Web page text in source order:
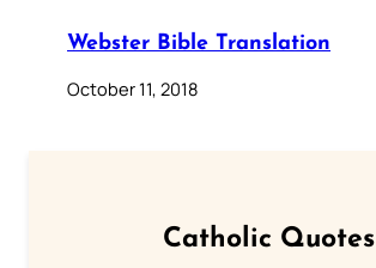
Webster Bible Translation
October 11, 2018
Catholic Quotes